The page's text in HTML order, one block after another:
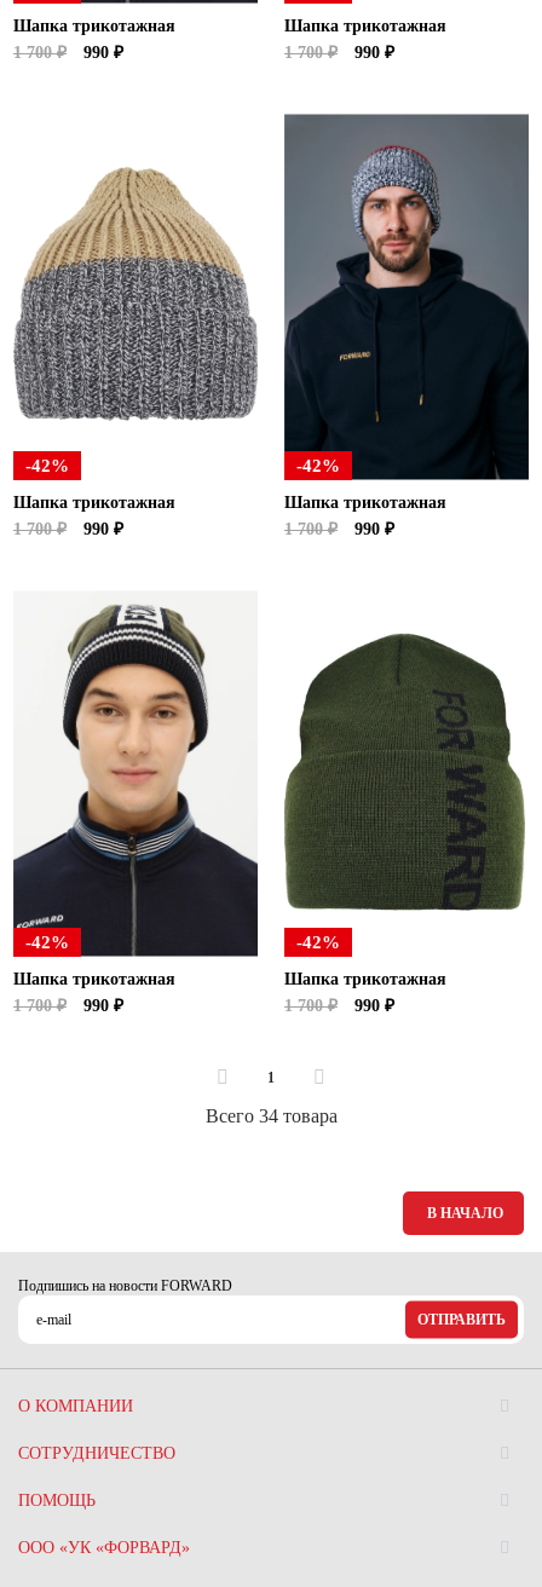
Шапка трикотажная
1 700 ₽
990 ₽
Шапка трикотажная
1 700 ₽
990 ₽
-42%
Шапка трикотажная
1 700 ₽
990 ₽
-42%
Шапка трикотажная
1 700 ₽
990 ₽
-42%
Шапка трикотажная
1 700 ₽
990 ₽
-42%
Шапка трикотажная
1 700 ₽
990 ₽
1
Всего 34 товара
В НАЧАЛО
Подпишись на новости FORWARD
ОТПРАВИТЬ
О КОМПАНИИ
СОТРУДНИЧЕСТВО
ПОМОЩЬ
ООО «УК «ФОРВАРД»